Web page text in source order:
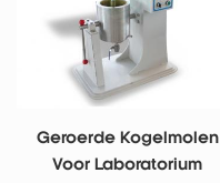
Geroerde Kogelmolen
Voor Laboratorium